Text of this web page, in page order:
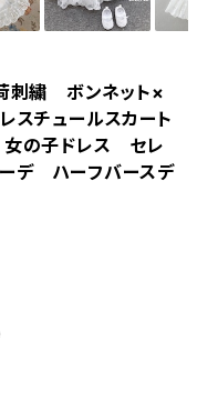
刺繍 ボンネット×
スチュールスカート
女の子ドレス セレ
デ ハーフバースデ